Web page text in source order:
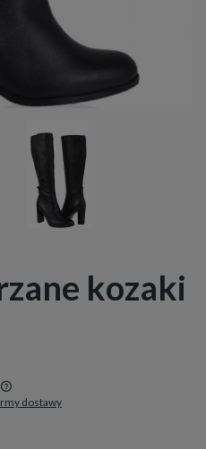
kozaki
kosztów płatności
dostawy